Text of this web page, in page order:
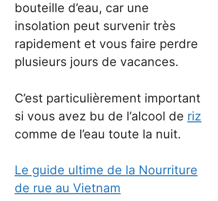
bouteille d’eau, car une
insolation peut survenir très
rapidement et vous faire perdre
plusieurs jours de vacances.
C’est particulièrement important
si vous avez bu de l’alcool de riz
comme de l’eau toute la nuit.
Le guide ultime de la Nourriture
de rue au Vietnam